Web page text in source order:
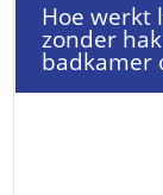
Hoe werkt
zonder
badkamer